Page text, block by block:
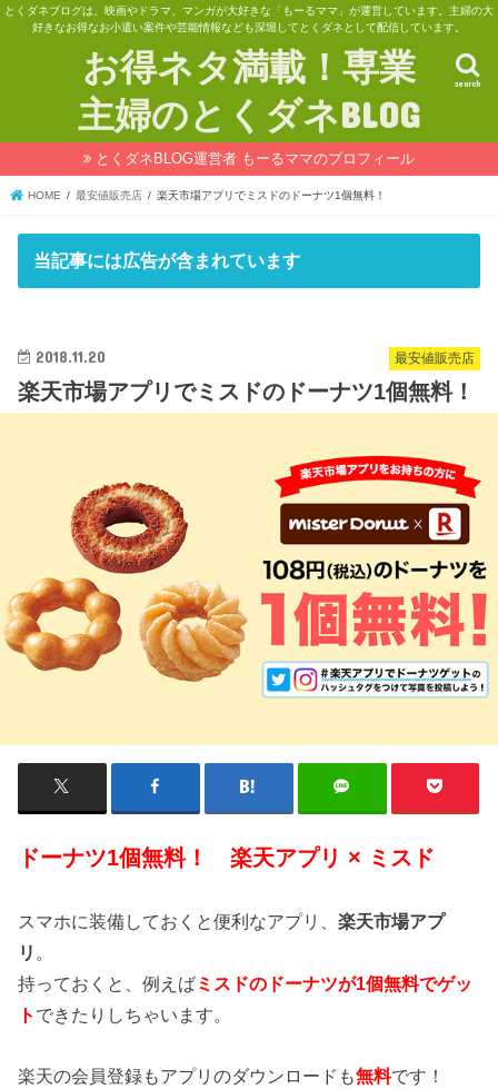
とくダネブログは、映画やドラマ、マンガが大好きな「もーるママ」が運営しています。主婦の大
好きなお得なお小遣い案件や芸能情報なども深堀してとくダネとして配信しています。
お得ネタ満載！専業
主婦のとくダネBLOG
search
とくダネBLOG運営者 もーるママのプロフィール
HOME 最安値販売店 楽天市場アプリでミスドのドーナツ1個無料！
当記事には広告が含まれています
最安値販売店
2018.11.20
楽天市場アプリでミスドのドーナツ1個無料！
ドーナツ1個無料！ 楽天アプリ × ミスド
スマホに装備しておくと便利なアプリ、楽天市場アプ
リ 。
持っておくと、例えばミスドのドーナツが1個無料でゲッ
ト できたりしちゃいます。
楽天の会員登録もアプリのダウンロードも無料です！